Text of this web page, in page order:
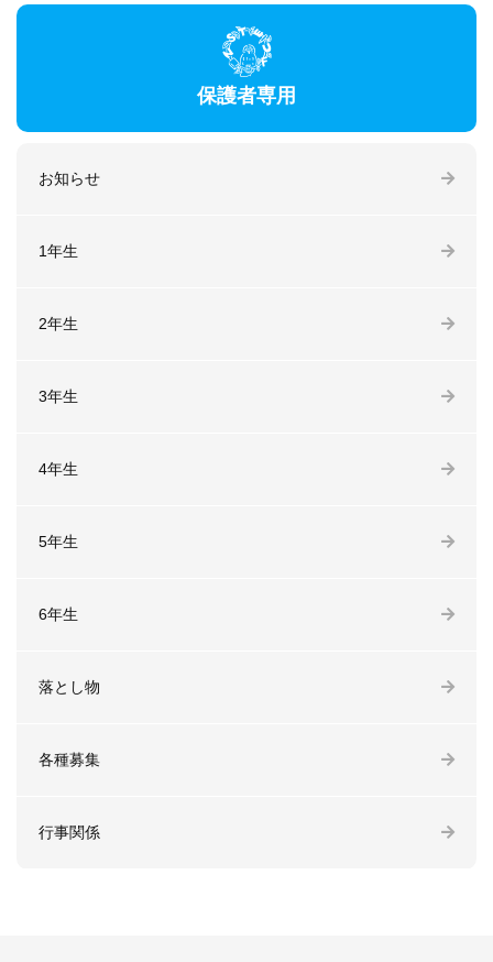
保護者専用
お知らせ
1年生
2年生
3年生
4年生
5年生
6年生
落とし物
各種募集
行事関係